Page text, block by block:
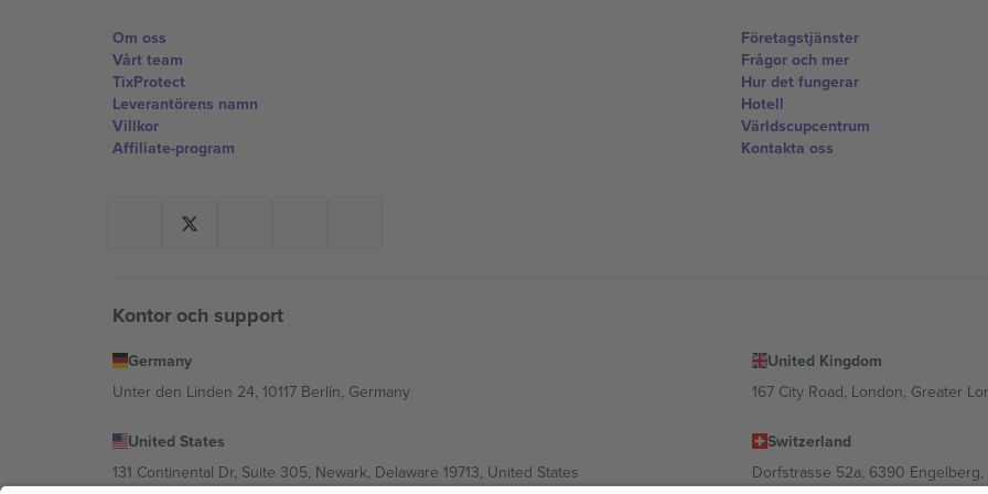
Om oss
Vårt team
TixProtect
Leverantörens namn
Villkor
Affiliate-program
Företagstjänster
Frågor och mer
Hur det fungerar
Hotell
Världscupcentrum
Kontakta oss
Kontor och support
Germany
Unter den Linden 24, 10117 Berlin, Germany
United Kingdom
167 City Road, London, Greater
United States
131 Continental Dr, Suite 305, Newark, Delaware 19713, United States
Switzerland
Dorfstrasse 52a, 6390 Engelberg,